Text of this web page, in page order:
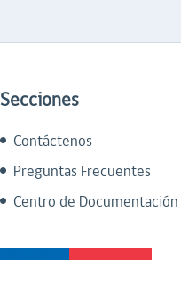
Secciones
Contáctenos
Preguntas Frecuentes
Centro de Documentación